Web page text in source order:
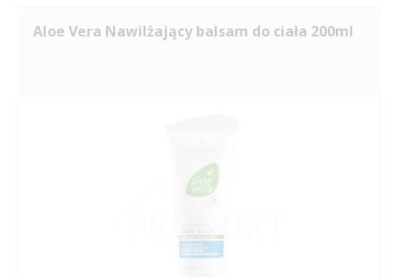
Aloe Vera Nawilżający balsam do ciała 200ml